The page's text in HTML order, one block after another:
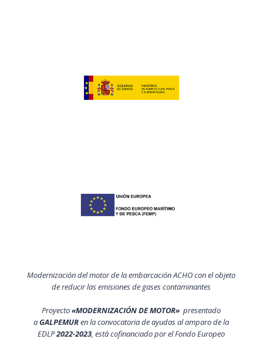
Modernización del motor de la embarcación ACHO con el objeto
de reducir las emisiones de gases contaminantes
Proyecto«MODERNIZACIÓN DE MOTOR» presentado
aGALPEMURen la convocatoria de ayudas al amparo de la
EDLP2022-2023 , está cofinanciado por el Fondo Europeo